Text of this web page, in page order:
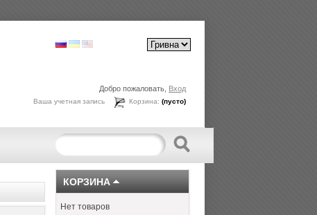
Добро пожаловать, Вход
Корзина:(пусто)
Ваша учетная запись
КОРЗИНА
Нет товаров